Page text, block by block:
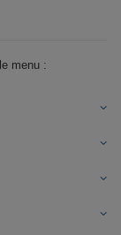
menu :